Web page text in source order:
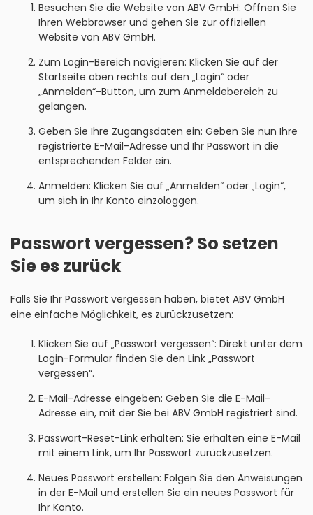
Besuchen Sie die Website von ABV GmbH: Öffnen Sie
Ihren Webbrowser und gehen Sie zur offiziellen
Website von ABV GmbH.
Zum Login-Bereich navigieren: Klicken Sie auf der
Startseite oben rechts auf den „Login“ oder
„Anmelden“-Button, um zum Anmeldebereich zu
gelangen.
Geben Sie Ihre Zugangsdaten ein: Geben Sie nun Ihre
registrierte E-Mail-Adresse und Ihr Passwort in die
entsprechenden Felder ein.
Anmelden: Klicken Sie auf „Anmelden“ oder „Login“,
um sich in Ihr Konto einzologgen.
Passwort vergessen? So setzen
Sie es zurück
Falls Sie Ihr Passwort vergessen haben, bietet ABV GmbH
eine einfache Möglichkeit, es zurückzusetzen:
Klicken Sie auf „Passwort vergessen“: Direkt unter dem
Login-Formular finden Sie den Link „Passwort
vergessen“.
E-Mail-Adresse eingeben: Geben Sie die E-Mail-
Adresse ein, mit der Sie bei ABV GmbH registriert sind.
Passwort-Reset-Link erhalten: Sie erhalten eine E-Mail
mit einem Link, um Ihr Passwort zurückzusetzen.
Neues Passwort erstellen: Folgen Sie den Anweisungen
in der E-Mail und erstellen Sie ein neues Passwort für
Ihr Konto.